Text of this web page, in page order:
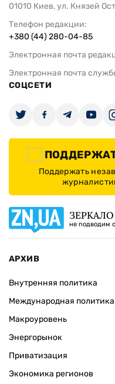
01010 Киев, ул. Князей
Телефон редакции:
+380 (44) 280-04-85
Электронная почта
Электронная почта
СОЦСЕТИ
Поддержать
не подводим
АРХИВ
Внутренняя политика
Международная политика
Макроуровень
Энергорынок
Приватизация
Экономика регионов